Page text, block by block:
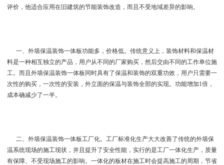
评价，他适合应用在旧建筑的节能装饰改造，而且不受地域差异的影响。
一、外墙保温装饰一体板功能多，价格低。传统意义上，装饰材料和保温材
料是一种相互独立的产品，用户从不同的厂家购买，然后交由不同的工作单位施
工。而且外墙保温装饰一体板同时具有了保温和装饰的双重功效，用户只需要一
次性的购买，一次性的安装，外立面的保温与装饰全部的实现。功能增加1倍，
成本确减少了一半。
二、外墙保温装饰一体板工厂化。工厂标准化生产大大改善了传统的外墙保
温系统现场的施工现状，并且提升了安全性能，实行的是工厂一体化生产，质量
有保障、不受现场施工的影响。一体化的板材在施工时会提高施工的周期，节省